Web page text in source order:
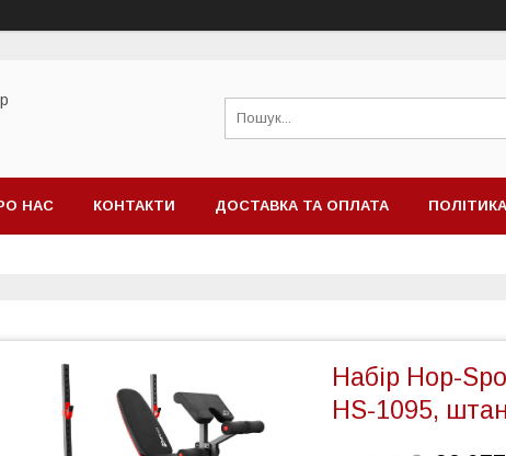
НАС КОНТАКТИ ДОСТАВКА ТА ОПЛАТА
Набір Hop-
HS-1095,